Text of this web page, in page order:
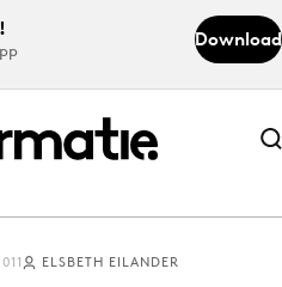
Download
Abonneer nu
Abonneer nu
ELSBETH EILANDER